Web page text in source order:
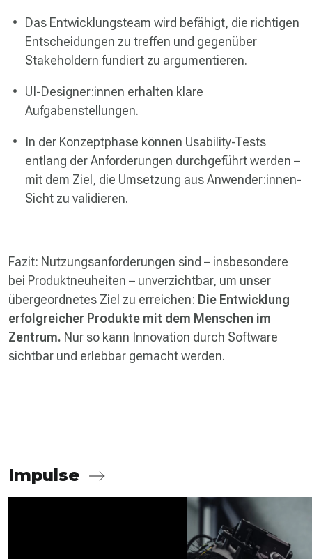
Das Entwicklungsteam wird befähigt, die richtigen
Entscheidungen zu treffen und gegenüber
Stakeholdern fundiert zu argumentieren.
UI-Designer:innen erhalten klare
Aufgabenstellungen.
In der Konzeptphase können Usability-Tests
entlang der Anforderungen durchgeführt werden –
mit dem Ziel, die Umsetzung aus Anwender:innen-
Sicht zu validieren.
Fazit: Nutzungsanforderungen sind – insbesondere
bei Produktneuheiten – unverzichtbar, um unser
übergeordnetes Ziel zu erreichen: Die Entwicklung
erfolgreicher Produkte mit dem Menschen im
Zentrum. Nur so kann Innovation durch Software
sichtbar und erlebbar gemacht werden.
Impulse